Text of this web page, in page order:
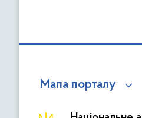
Мапа порталу